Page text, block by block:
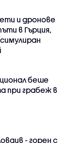
и дронове
в Гърция,
беше
при грабеж в
- горен с